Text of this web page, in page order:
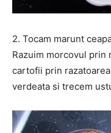
2. Tocam marunt
Razuim morcovul prin
cartofii prin
verdeata si trecem